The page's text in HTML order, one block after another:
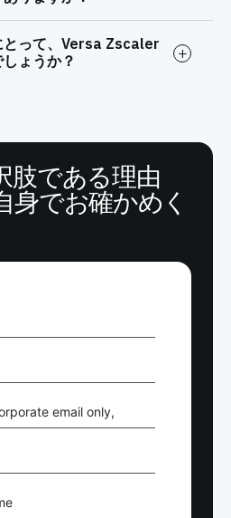
とって、Versa Zscaler
ょうか？
肢である理由
身でお確かめく
email only,